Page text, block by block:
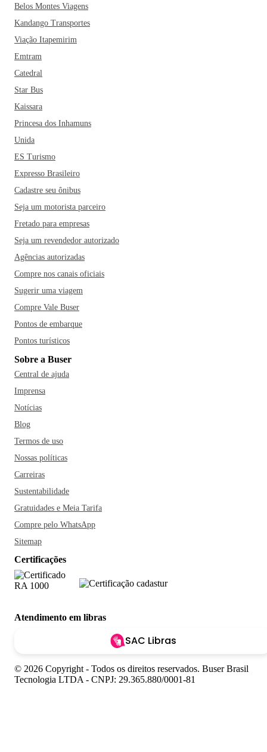
Belos Montes Viagens
Kandango Transportes
Viação Itapemirim
Emtram
Catedral
Star Bus
Kaissara
Princesa dos Inhamuns
Unida
ES Turismo
Expresso Brasileiro
Cadastre seu ônibus
Seja um motorista parceiro
Fretado para empresas
Seja um revendedor autorizado
Agências autorizadas
Compre nos canais oficiais
Sugerir uma viagem
Compre Vale Buser
Pontos de embarque
Pontos turísticos
Sobre a Buser
Central de ajuda
Imprensa
Notícias
Blog
Termos de uso
Nossas políticas
Carreiras
Sustentabilidade
Gratuidades e Meia Tarifa
Compre pelo WhatsApp
Sitemap
Certificações
Atendimento em libras
SAC Libras
© 2026 Copyright - Todos os direitos reservados. Buser Brasil
Tecnologia LTDA - CNPJ: 29.365.880/0001-81